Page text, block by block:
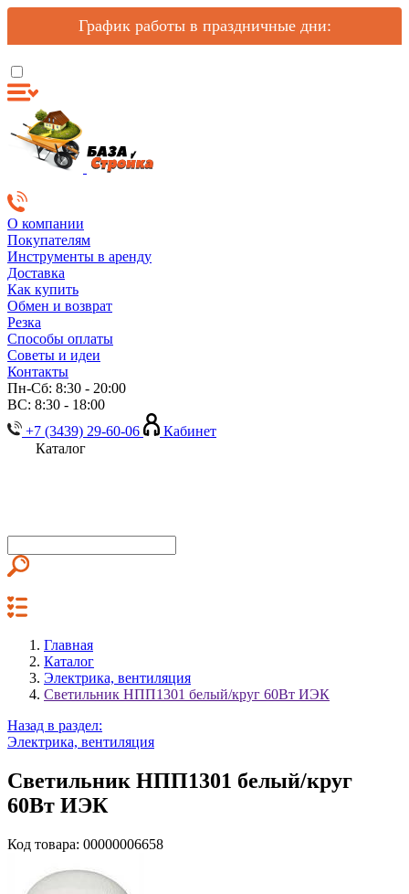
График работы в праздничные дни:
О компании
Покупателям
Инструменты в аренду
Доставка
Как купить
Обмен и возврат
Резка
Способы оплаты
Советы и идеи
Контакты
Пн-Сб: 8:30 - 20:00
ВС: 8:30 - 18:00
+7 (3439) 29-60-06
Кабинет
Каталог
Главная
Каталог
Электрика, вентиляция
Светильник НПП1301 белый/круг 60Вт ИЭК
Назад в раздел:
Электрика, вентиляция
Светильник НПП1301 белый/круг
60Вт ИЭК
Код товара: 00000006658